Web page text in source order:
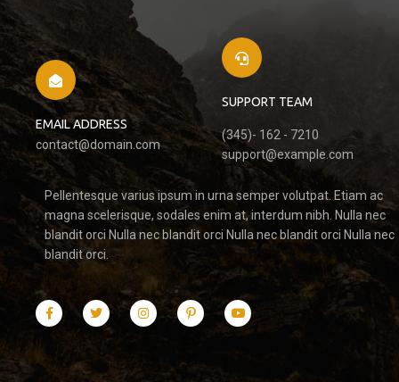
EMAIL ADDRESS
contact@domain.com
SUPPORT TEAM
(345)- 162 - 7210
support@example.com
Pellentesque varius ipsum in urna semper volutpat. Etiam ac
magna scelerisque, sodales enim at, interdum nibh. Nulla nec
blandit orci Nulla nec blandit orci Nulla nec blandit orci Nulla nec
blandit orci.